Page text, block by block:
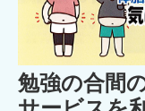
勉強の合間